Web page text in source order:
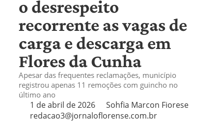
o desrespeito
recorrente as vagas de
carga e descarga em
Flores da Cunha
Apesar das frequentes reclamações, município
registrou apenas 11 remoções com guincho no
último ano
1 de abril de 2026
Sohfia Marcon Fiorese
redacao3@jornaloflorense.com.br